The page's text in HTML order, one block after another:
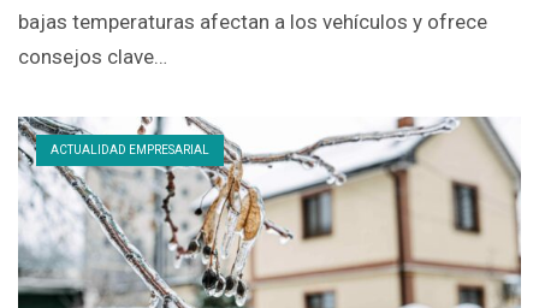
bajas temperaturas afectan a los vehículos y ofrece
consejos clave…
ACTUALIDAD EMPRESARIAL